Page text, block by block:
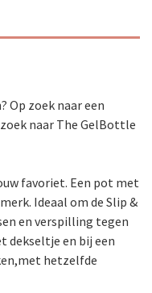
Op zoek naar een
naar The GelBottle
favoriet. Een pot met
Ideaal om de Slip &
en verspilling tegen
dekseltje en bij een
hetzelfde